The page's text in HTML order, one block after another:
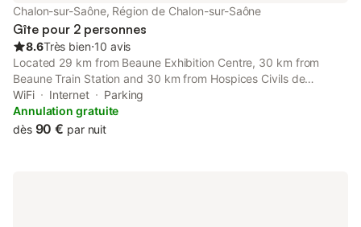
Chalon-sur-Saône, Région de Chalon-sur-Saône
Gîte pour 2 personnes
8.6Très bien⋅10 avis
Located 29 km from Beaune Exhibition Centre, 30 km from
Beaune Train Station and 30 km from Hospices Civils de
Beaune, Le Manon 2 provides accommodation situated in
Chalon-sur-Saône.
WiFi Internet
Parking
Annulation gratuite
dès 90 € par nuit